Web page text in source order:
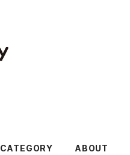
CATEGORY ABOUT